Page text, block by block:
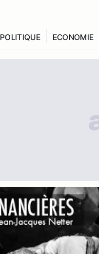
POLITIQUE ECONOMIE